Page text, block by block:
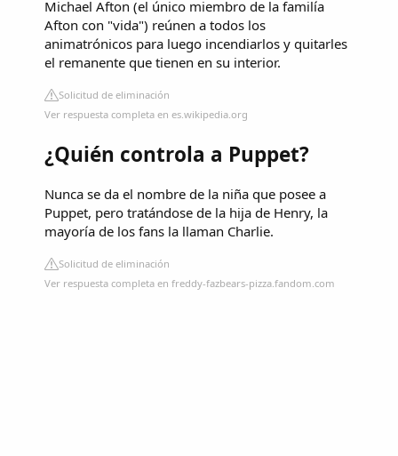
Michael Afton (el único miembro de la familía
Afton con "vida") reúnen a todos los
animatrónicos para luego incendiarlos y quitarles
el remanente que tienen en su interior.
Solicitud de eliminación
Ver respuesta completa en es.wikipedia.org
¿Quién controla a Puppet?
Nunca se da el nombre de la niña que posee a
Puppet, pero tratándose de la hija de Henry, la
mayoría de los fans la llaman Charlie.
Solicitud de eliminación
Ver respuesta completa en freddy-fazbears-pizza.fandom.com